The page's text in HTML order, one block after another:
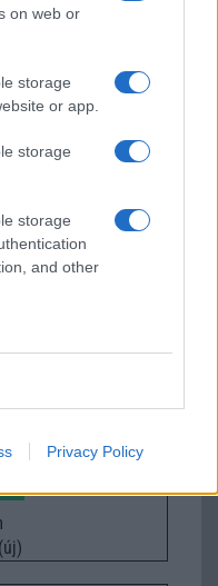
on web or
storage
or app.
storage
storage
and other
Privacy Policy
15